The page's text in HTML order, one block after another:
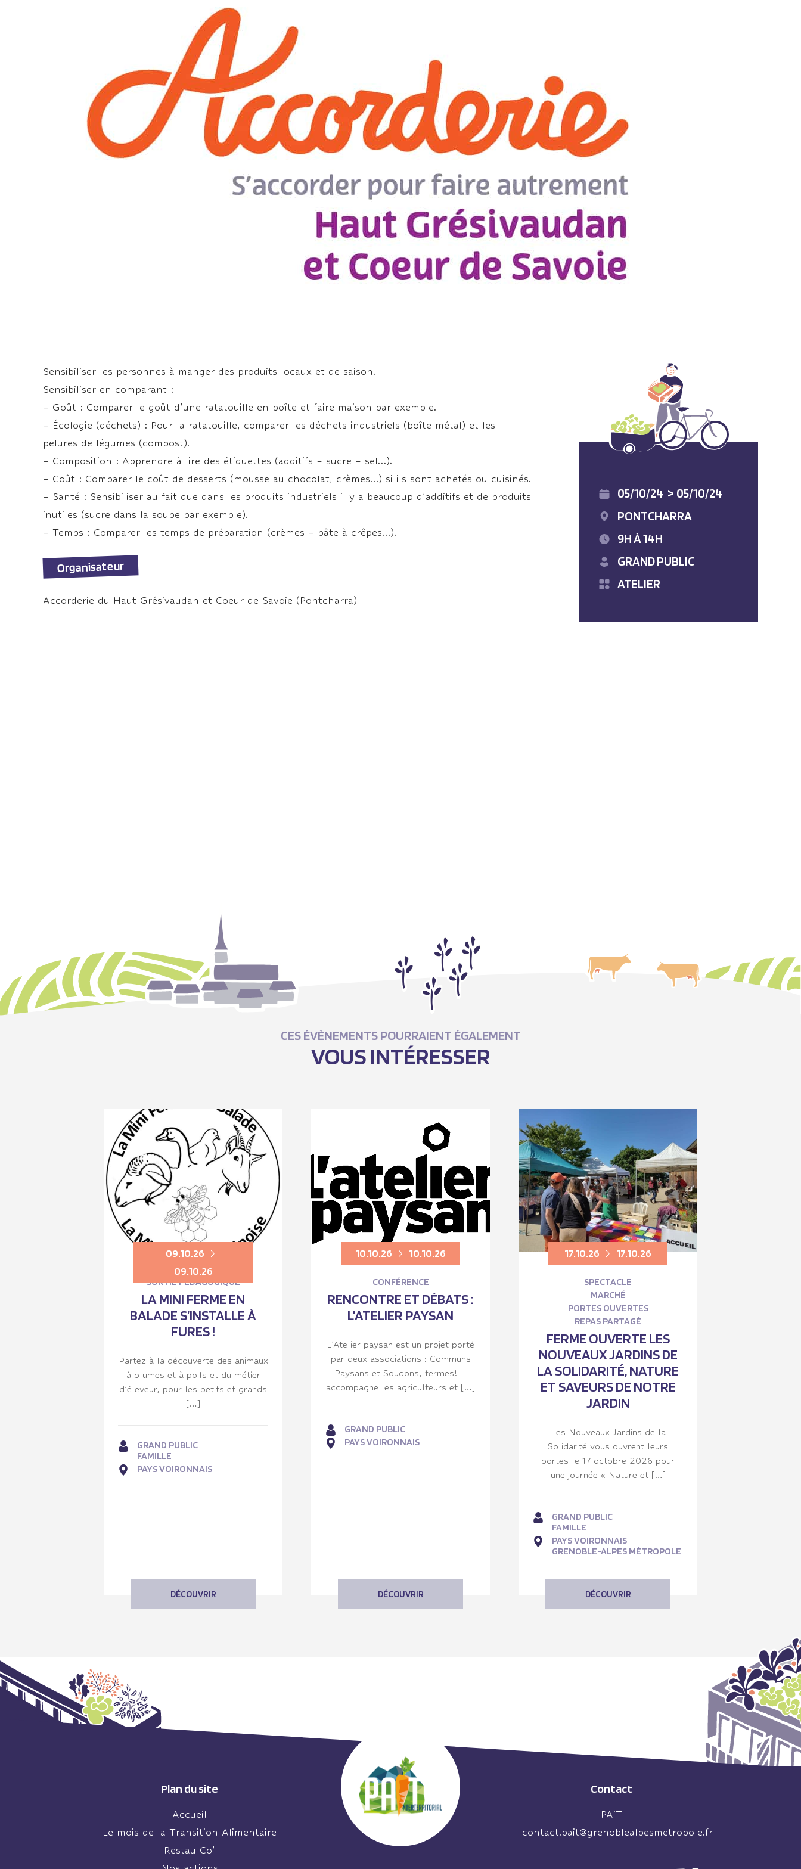
Sensibiliser les personnes à manger des produits locaux et de saison.
Sensibiliser en comparant :
– Goût : Comparer le goût d’une ratatouille en boîte et faire maison par exemple.
– Écologie (déchets) : Pour la ratatouille, comparer les déchets industriels (boîte métal) et les
pelures de légumes (compost).
– Composition : Apprendre à lire des étiquettes (additifs – sucre – sel…).
– Coût : Comparer le coût de desserts (mousse au chocolat, crèmes…) si ils sont achetés ou cuisinés.
– Santé : Sensibiliser au fait que dans les produits industriels il y a beaucoup d’additifs et de produits
inutiles (sucre dans la soupe par exemple).
– Temps : Comparer les temps de préparation (crèmes – pâte à crêpes…).
Organisateur
Accorderie du Haut Grésivaudan et Coeur de Savoie (Pontcharra)
05/10/24 > 05/10/24
PONTCHARRA
9H À 14H
GRAND PUBLIC
ATELIER
CES ÉVÈNEMENTS POURRAIENT ÉGALEMENT
VOUS INTÉRESSER
09.10.26
09.10.26
SORTIE PÉDAGOGIQUE
LA MINI FERME EN
BALADE S’INSTALLE À
FURES !
Partez à la découverte des animaux
à plumes et à poils et du métier
d’éleveur, pour les petits et grands
[…]
GRAND PUBLIC
FAMILLE
PAYS VOIRONNAIS
DÉCOUVRIR
10.10.26 10.10.26
CONFÉRENCE
RENCONTRE ET DÉBATS :
L’ATELIER PAYSAN
L’Atelier paysan est un projet porté
par deux associations : Communs
Paysans et Soudons, fermes! Il
accompagne les agriculteurs et […]
GRAND PUBLIC
PAYS VOIRONNAIS
DÉCOUVRIR
17.10.26 17.10.26
SPECTACLE
MARCHÉ
PORTES OUVERTES
REPAS PARTAGÉ
FERME OUVERTE LES
NOUVEAUX JARDINS DE
LA SOLIDARITÉ, NATURE
ET SAVEURS DE NOTRE
JARDIN
Les Nouveaux Jardins de la
Solidarité vous ouvrent leurs
portes le 17 octobre 2026 pour
une journée « Nature et […]
GRAND PUBLIC
FAMILLE
PAYS VOIRONNAIS
GRENOBLE-ALPES MÉTROPOLE
DÉCOUVRIR
Plan du site
Accueil
Le mois de la Transition Alimentaire
Restau Co’
Contact
PAiT
contact.pait@grenoblealpesmetropole.fr